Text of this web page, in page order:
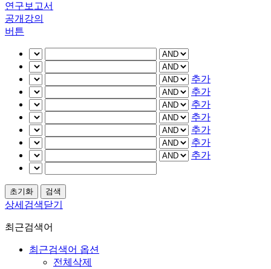
연구보고서
공개강의
버튼
추가
추가
추가
추가
추가
추가
추가
상세검색닫기
최근검색어
최근검색어 옵션
전체삭제